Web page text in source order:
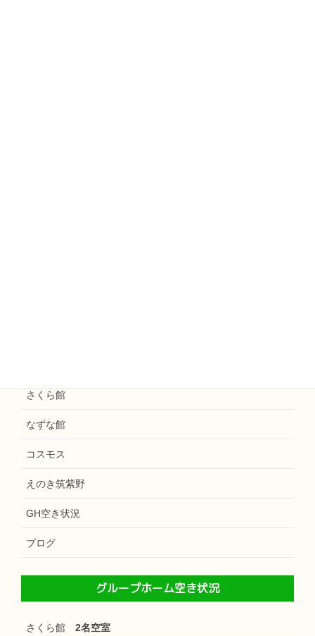
さくら館
なずな館
コスモス
えのき筑紫野
GH空き状況
ブログ
グループホーム空き状況
さくら館 2名空室